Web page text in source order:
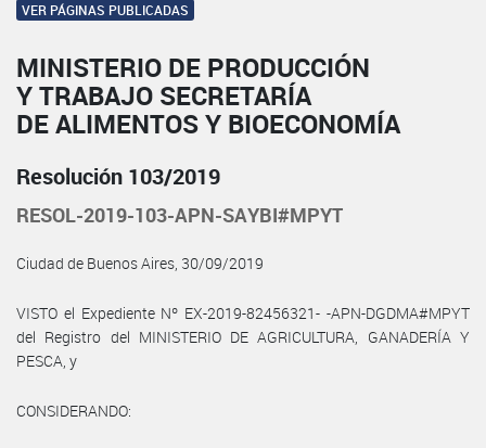
VER PÁGINAS PUBLICADAS
MINISTERIO DE PRODUCCIÓN
Y TRABAJO SECRETARÍA
DE ALIMENTOS Y BIOECONOMÍA
Resolución 103/2019
RESOL-2019-103-APN-SAYBI#MPYT
Ciudad de Buenos Aires, 30/09/2019
VISTO el Expediente Nº EX-2019-82456321- -APN-DGDMA#MPYT
del Registro del MINISTERIO DE AGRICULTURA, GANADERÍA Y
PESCA, y
CONSIDERANDO: